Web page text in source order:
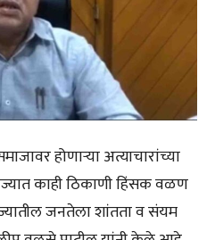
होणाऱ्या अत्याचारांच्या
काही ठिकाणी हिंसक वळण
जनतेला शांतता व संयम